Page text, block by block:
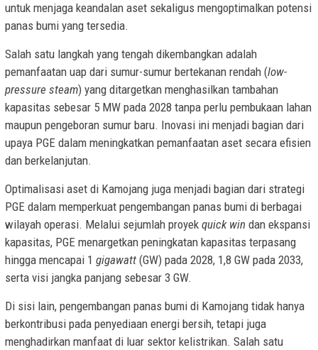
untuk menjaga keandalan aset sekaligus mengoptimalkan potensi
panas bumi yang tersedia.
Salah satu langkah yang tengah dikembangkan adalah
pemanfaatan uap dari sumur-sumur bertekanan rendah (low-
pressure steam) yang ditargetkan menghasilkan tambahan
kapasitas sebesar 5 MW pada 2028 tanpa perlu pembukaan lahan
maupun pengeboran sumur baru. Inovasi ini menjadi bagian dari
upaya PGE dalam meningkatkan pemanfaatan aset secara efisien
dan berkelanjutan.
Optimalisasi aset di Kamojang juga menjadi bagian dari strategi
PGE dalam memperkuat pengembangan panas bumi di berbagai
wilayah operasi. Melalui sejumlah proyek quick win dan ekspansi
kapasitas, PGE menargetkan peningkatan kapasitas terpasang
hingga mencapai 1 gigawatt (GW) pada 2028, 1,8 GW pada 2033,
serta visi jangka panjang sebesar 3 GW.
Di sisi lain, pengembangan panas bumi di Kamojang tidak hanya
berkontribusi pada penyediaan energi bersih, tetapi juga
menghadirkan manfaat di luar sektor kelistrikan. Salah satu